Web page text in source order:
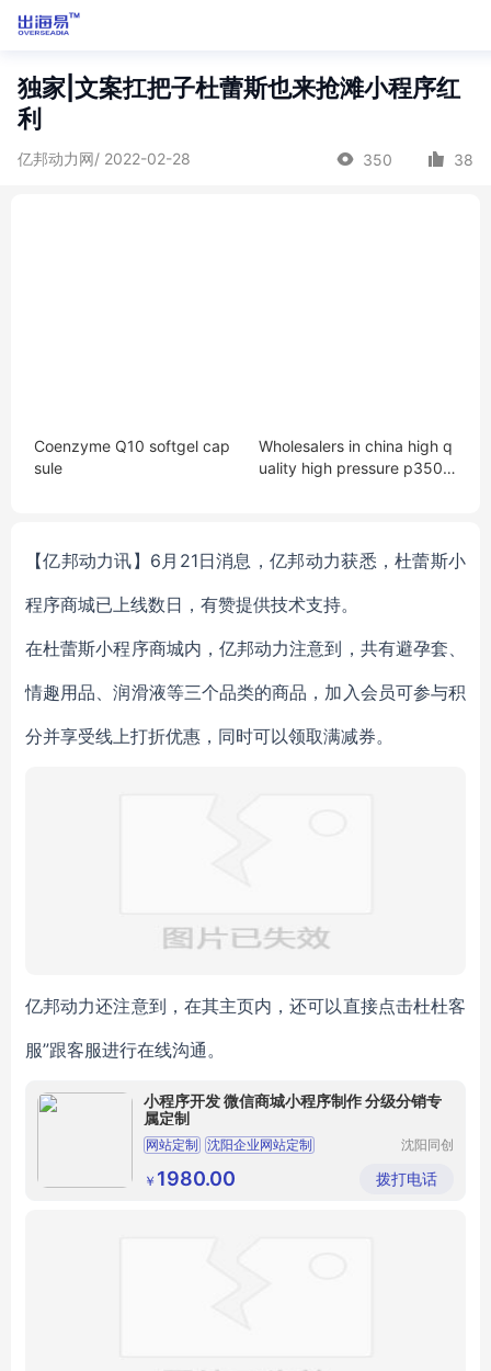
独家|文案扛把子杜蕾斯也来抢滩小程序红
利
亿邦动力网/ 2022-02-28 350 38
Coenzyme Q10 softgel cap
sule
Wholesalers in china high q
uality high pressure p350 h
【亿邦动力讯】6月21日消息，亿邦动力获悉，杜蕾斯小
程序商城已上线数日，有赞提供技术支持。
在杜蕾斯小程序商城内，亿邦动力注意到，共有避孕套、
情趣用品、润滑液等三个品类的商品，加入会员可参与积
分并享受线上打折优惠，同时可以领取满减券。
亿邦动力还注意到，在其主页内，还可以直接点击杜杜客
服”跟客服进行在线沟通。
小程序开发 微信商城小程序制作 分级分销专
属定制
网站定制 沈阳企业网站定制
企业网站定制
沈阳同创
有限公司
￥ 1980.00 拨打电话